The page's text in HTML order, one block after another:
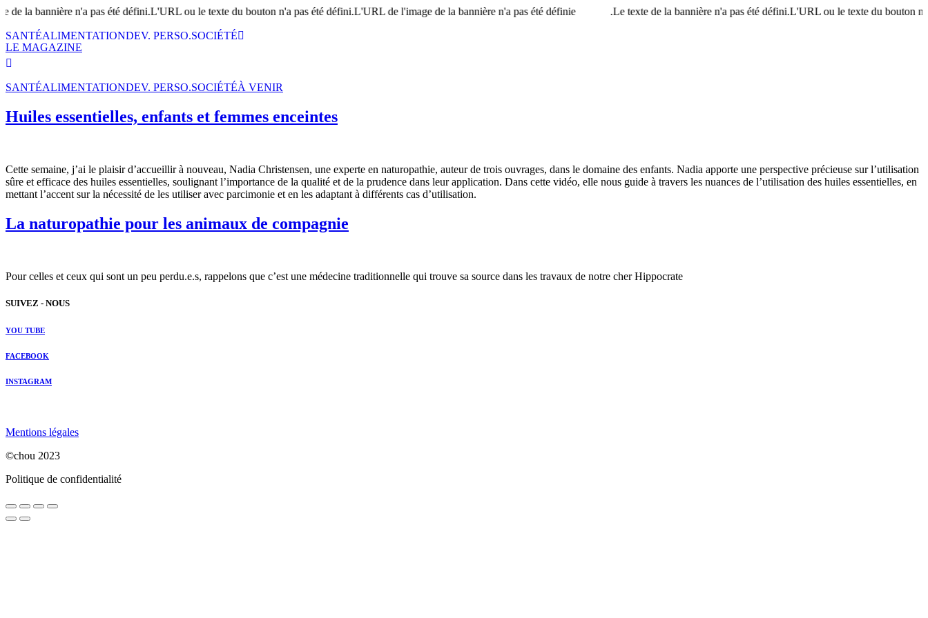
de la bannière n'a pas été défini.L'URL ou le texte du bouton n'a pas été défini.L'URL de l'image de la bannière n'a pas été définie. Le texte de la bannière n'a pas été défini.L'URL ou le texte du bouton
SANTÉALIMENTATIONDEV. PERSO.SOCIÉTÉ
LE MAGAZINE
SANTÉALIMENTATIONDEV. PERSO.SOCIÉTÉÀ VENIR
Huiles essentielles, enfants et femmes enceintes
Cette semaine, j’ai le plaisir d’accueillir à nouveau, Nadia Christensen, une experte en naturopathie, auteur de trois ouvrages, dans le domaine des enfants. Nadia apporte une perspective précieuse sur l’utilisation
sûre et efficace des huiles essentielles, soulignant l’importance de la qualité et de la prudence dans leur application. Dans cette vidéo, elle nous guide à travers les nuances de l’utilisation des huiles essentielles, en
mettant l’accent sur la nécessité de les utiliser avec parcimonie et en les adaptant à différents cas d’utilisation.
La naturopathie pour les animaux de compagnie
Pour celles et ceux qui sont un peu perdu.e.s, rappelons que c’est une médecine traditionnelle qui trouve sa source dans les travaux de notre cher Hippocrate
SUIVEZ - NOUS
YOU TUBE
FACEBOOK
INSTAGRAM
Mentions légales
©chou 2023
Politique de confidentialité